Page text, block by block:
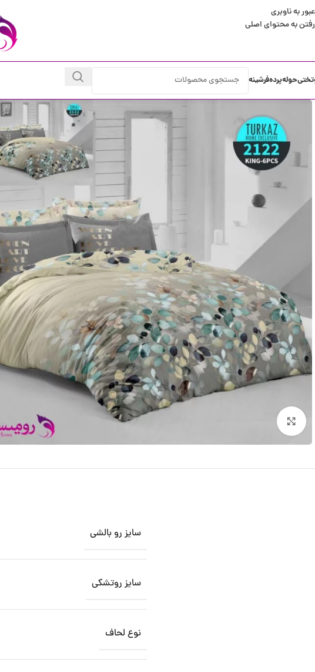
عبور به ناوبری
رفتن به محتوای اصلی
حولهپردهفرشینه
سایز رو بالشی
سایز روتشکی
نوع لحاف